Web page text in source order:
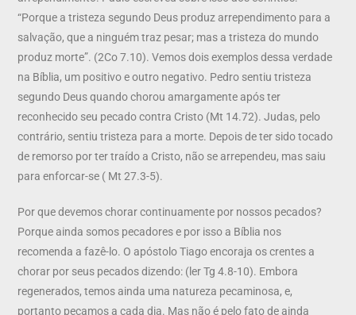
“Porque a tristeza segundo Deus produz arrependimento para a
salvação, que a ninguém traz pesar; mas a tristeza do mundo
produz morte”. (2Co 7.10). Vemos dois exemplos dessa verdade
na Bíblia, um positivo e outro negativo. Pedro sentiu tristeza
segundo Deus quando chorou amargamente após ter
reconhecido seu pecado contra Cristo (Mt 14.72). Judas, pelo
contrário, sentiu tristeza para a morte. Depois de ter sido tocado
de remorso por ter traído a Cristo, não se arrependeu, mas saiu
para enforcar-se ( Mt 27.3-5).
Por que devemos chorar continuamente por nossos pecados?
Porque ainda somos pecadores e por isso a Bíblia nos
recomenda a fazê-lo. O apóstolo Tiago encoraja os crentes a
chorar por seus pecados dizendo: (ler Tg 4.8-10). Embora
regenerados, temos ainda uma natureza pecaminosa, e,
portanto pecamos a cada dia. Mas não é pelo fato de ainda